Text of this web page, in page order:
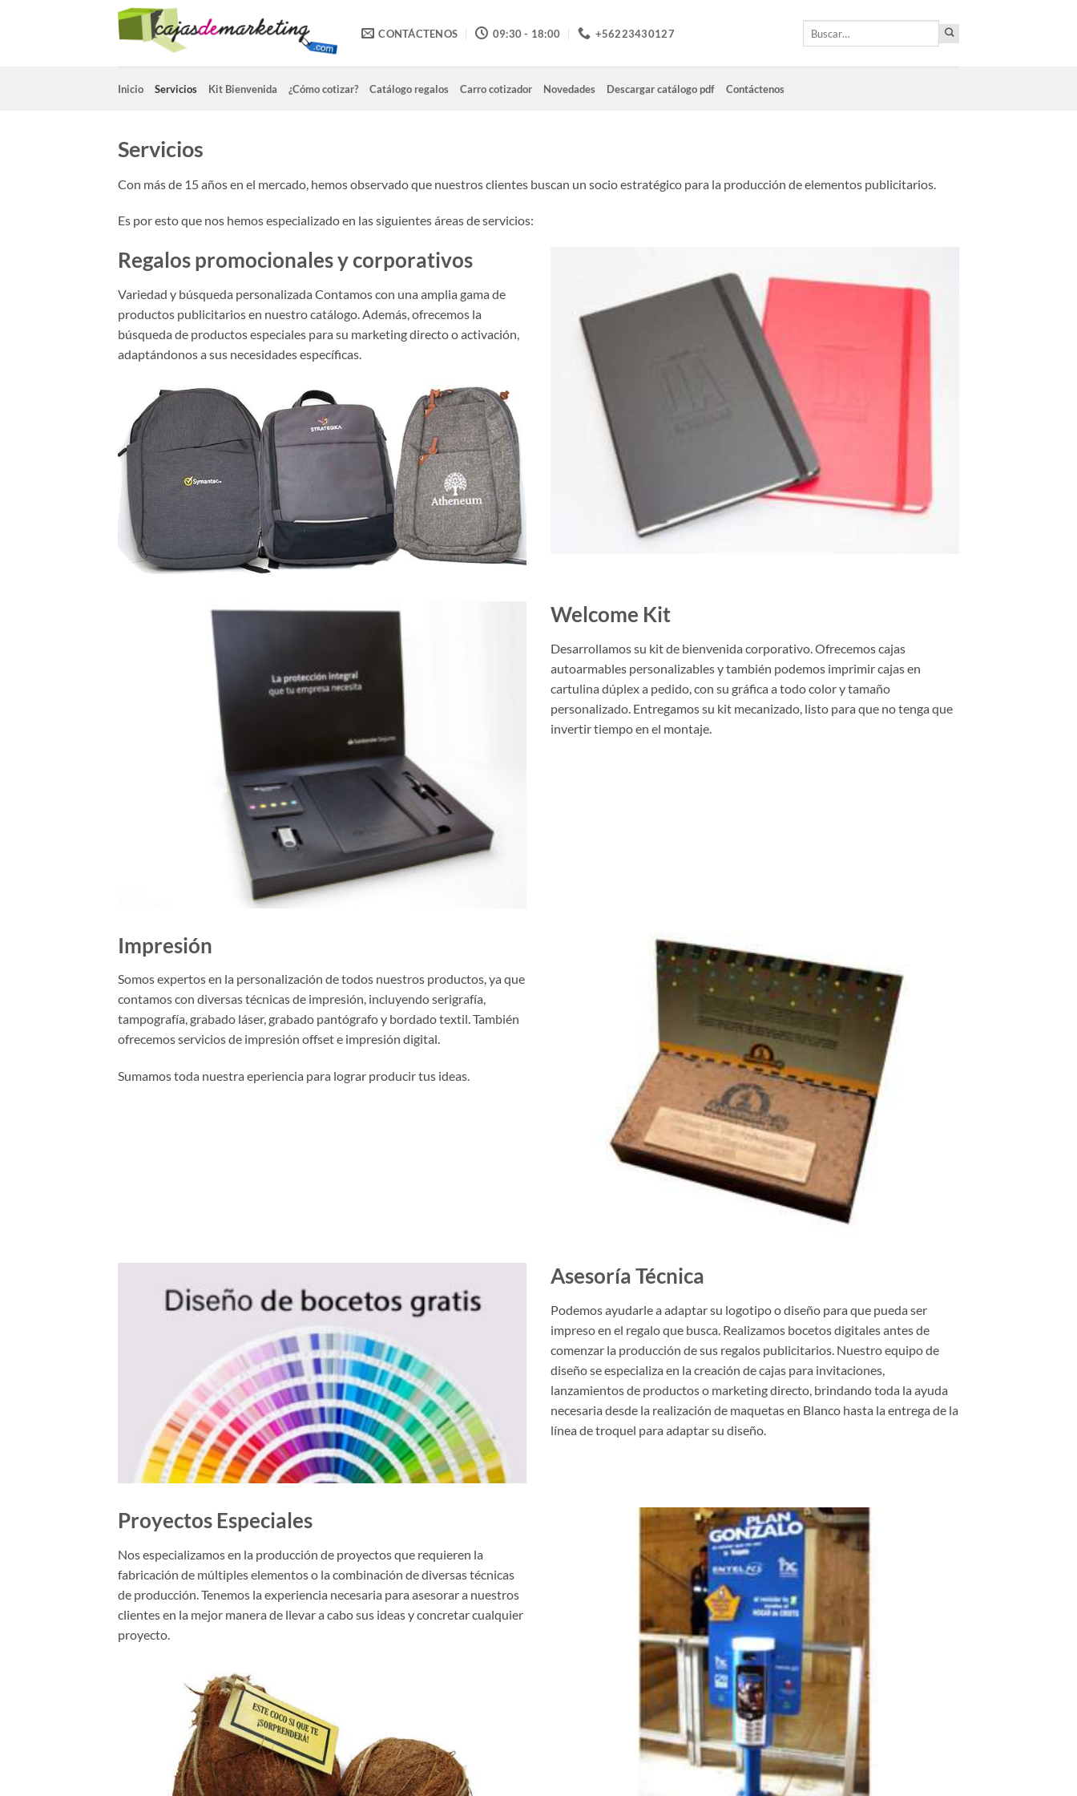
CONTÁCTENOS 09:30 - 18:00 +56223430127
Inicio Servicios Kit Bienvenida ¿Cómo cotizar? Catálogo regalos Carro cotizador Novedades Descargar catálogo pdf Contáctenos
Servicios
Con más de 15 años en el mercado, hemos observado que nuestros clientes buscan un socio estratégico para la producción de elementos publicitarios.
Es por esto que nos hemos especializado en las siguientes áreas de servicios:
Regalos promocionales y corporativos
Variedad y búsqueda personalizada Contamos con una amplia gama de
productos publicitarios en nuestro catálogo. Además, ofrecemos la
búsqueda de productos especiales para su marketing directo o activación,
adaptándonos a sus necesidades específicas.
Welcome Kit
Desarrollamos su kit de bienvenida corporativo. Ofrecemos cajas
autoarmables personalizables y también podemos imprimir cajas en
cartulina dúplex a pedido, con su gráfica a todo color y tamaño
personalizado. Entregamos su kit mecanizado, listo para que no tenga que
invertir tiempo en el montaje.
Impresión
Somos expertos en la personalización de todos nuestros productos, ya que
contamos con diversas técnicas de impresión, incluyendo serigrafía,
tampografía, grabado láser, grabado pantógrafo y bordado textil. También
ofrecemos servicios de impresión offset e impresión digital.
Sumamos toda nuestra eperiencia para lograr producir tus ideas.
Asesoría Técnica
Podemos ayudarle a adaptar su logotipo o diseño para que pueda ser
impreso en el regalo que busca. Realizamos bocetos digitales antes de
comenzar la producción de sus regalos publicitarios. Nuestro equipo de
diseño se especializa en la creación de cajas para invitaciones,
lanzamientos de productos o marketing directo, brindando toda la ayuda
necesaria desde la realización de maquetas en Blanco hasta la entrega de la
línea de troquel para adaptar su diseño.
Proyectos Especiales
Nos especializamos en la producción de proyectos que requieren la
fabricación de múltiples elementos o la combinación de diversas técnicas
de producción. Tenemos la experiencia necesaria para asesorar a nuestros
clientes en la mejor manera de llevar a cabo sus ideas y concretar cualquier
proyecto.